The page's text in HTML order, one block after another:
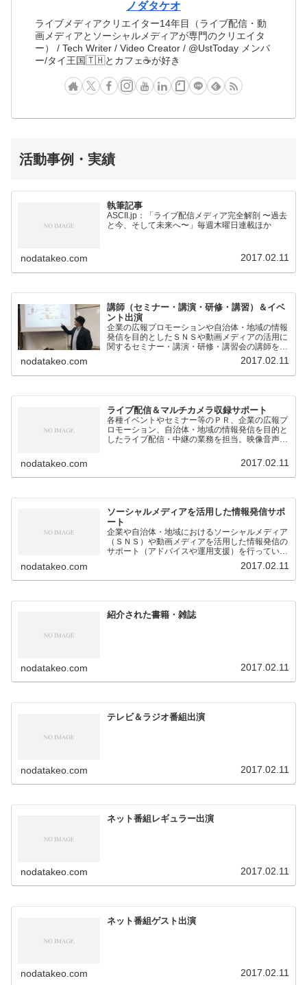
ノダタケオ
ライブメディアクリエイター14年目（ライブ配信・動
画メディアとソーシャルメディアが専門のクリエイタ
ー） / Tech Writer / Video Creator / @UstToday メンバ
ー/タイ王国🇹🇭とカフェ☕️が好き
活動事例・実績
執筆記事
ASCII.jp：「ライブ配信メディア完全解剖 〜過去
と今、そして未来へ〜」毎週木曜日連載ほか
nodatakeo.com 2017.02.11
講師（セミナー・講演・研修・講習）＆イベ
ント出演
企業の広報プロモーションや自治体・地域の情報
発信を目的としたＳＮＳや動画メディアの活用に
関するセミナー・講演・研修・講習会の講師を担
nodatakeo.com 2017.02.11
ライブ配信＆マルチカメラ収録サポート
各種イベントやセミナー等のＰＲ、企業の広報プ
ロモーション、自治体・地域の情報発信を目的と
したライブ配信・中継の業務を担当。映像音声の
nodatakeo.com 2017.02.11
ソーシャルメディアを活用した情報発信サポ
ート
企業や自治体・地域におけるソーシャルメディア
（ＳＮＳ）や動画メディアを活用した情報発信の
サポート（アドバイスや運用支援）を行っていま
nodatakeo.com 2017.02.11
紹介された書籍・雑誌
nodatakeo.com 2017.02.11
テレビ＆ラジオ番組出演
nodatakeo.com 2017.02.11
ネット番組レギュラー出演
nodatakeo.com 2017.02.11
ネット番組ゲスト出演
nodatakeo.com 2017.02.11